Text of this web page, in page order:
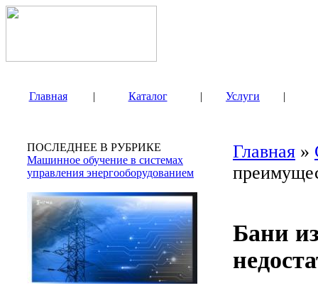
Главная | Каталог | Услуги |
ПОСЛЕДНЕЕ В РУБРИКЕ
Машинное обучение в системах
управления энергооборудованием
Главная »
Бани